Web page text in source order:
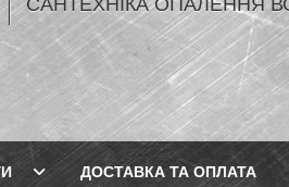
ДОСТАВКА ТА ОПЛАТА